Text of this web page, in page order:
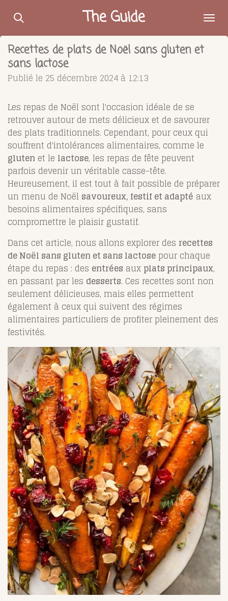
Passer
contenu
principal
The Guide
Recettes de plats de Noël sans gluten et
sans lactose
Publié le 25 décembre 2024 à 12:13
Les repas de Noël sont l'occasion idéale de se
retrouver autour de mets délicieux et de savourer
des plats traditionnels. Cependant, pour ceux qui
souffrent d'intolérances alimentaires, comme le
gluten et le lactose, les repas de fête peuvent
parfois devenir un véritable casse-tête.
Heureusement, il est tout à fait possible de préparer
un menu de Noël savoureux, festif et adapté aux
besoins alimentaires spécifiques, sans
compromettre le plaisir gustatif.
Dans cet article, nous allons explorer des recettes
de Noël sans gluten et sans lactose pour chaque
étape du repas : des entrées aux plats principaux,
en passant par les desserts. Ces recettes sont non
seulement délicieuses, mais elles permettent
également à ceux qui suivent des régimes
alimentaires particuliers de profiter pleinement des
festivités.